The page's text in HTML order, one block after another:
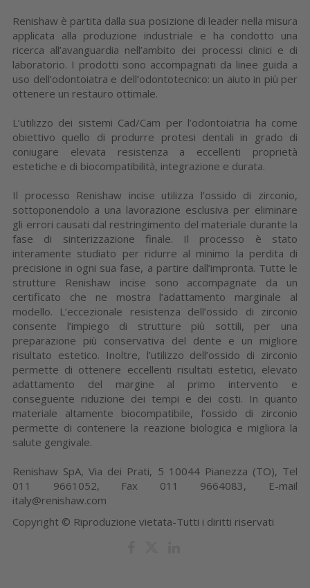
Renishaw è partita dalla sua posizione di leader nella misura
applicata alla produzione industriale e ha condotto una
ricerca all’avanguardia nell’ambito dei processi clinici e di
laboratorio. I prodotti sono accompagnati da linee guida a
uso dell’odontoiatra e dell’odontotecnico: un aiuto in più per
ottenere un restauro ottimale.
L’utilizzo dei sistemi Cad/Cam per l’odontoiatria ha come
obiettivo quello di produrre protesi dentali in grado di
coniugare elevata resistenza a eccellenti proprietà
estetiche e di biocompatibilità, integrazione e durata.
Il processo Renishaw incise utilizza l’ossido di zirconio,
sottoponendolo a una lavorazione esclusiva per eliminare
gli errori causati dal restringimento del materiale durante la
fase di sinterizzazione finale. Il processo è stato
interamente studiato per ridurre al minimo la perdita di
precisione in ogni sua fase, a partire dall’impronta. Tutte le
strutture Renishaw incise sono accompagnate da un
certificato che ne mostra l’adattamento marginale al
modello. L’eccezionale resistenza dell’ossido di zirconio
consente l’impiego di strutture più sottili, per una
preparazione più conservativa del dente e un migliore
risultato estetico. Inoltre, l’utilizzo dell’ossido di zirconio
permette di ottenere eccellenti risultati estetici, elevato
adattamento del margine al primo intervento e
conseguente riduzione dei tempi e dei costi. In quanto
materiale altamente biocompatibile, l’ossido di zirconio
permette di contenere la reazione biologica e migliora la
salute gengivale.
Renishaw SpA, Via dei Prati, 5 10044 Pianezza (TO), Tel
011 9661052, Fax 011 9664083, E-mail
italy@renishaw.com
Copyright © Riproduzione vietata-Tutti i diritti riservati